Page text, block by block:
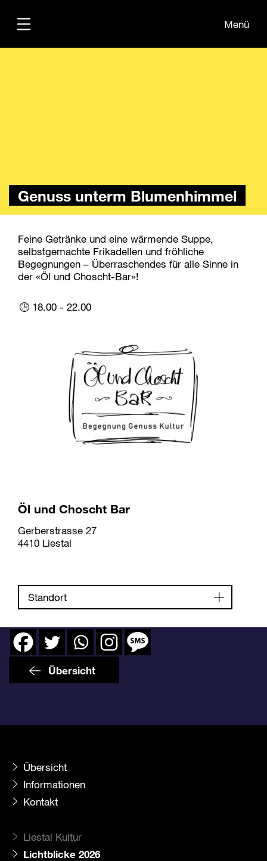
Menü
Genuss unterm Blumenhimmel
Feine Getränke und eine wärmende Suppe,
selbstgemachte Frikadellen und fröhliche
Begegnungen – Überraschendes für alle Sinne in
der «Öl und Choscht-Bar»!
18.00 - 22.00
Öl und Choscht Bar
Gerberstrasse 27
4410 Liestal
Standort
Übersicht
Übersicht
Informationen
Kontakt
Liestal Kultur
Lichtblicke 2026